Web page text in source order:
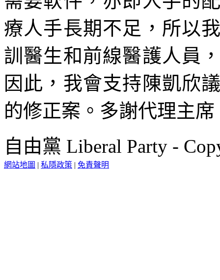
療人手長期不足，所以
訓醫生和前線醫護人員
因此，我會支持陳凱欣
的修正案。多謝代理主席
自由黨 Liberal Party -
網站地圖 | 私隱政策 | 免責聲明